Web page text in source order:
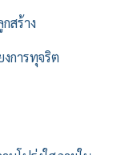
สร้าง
งการทุจริต